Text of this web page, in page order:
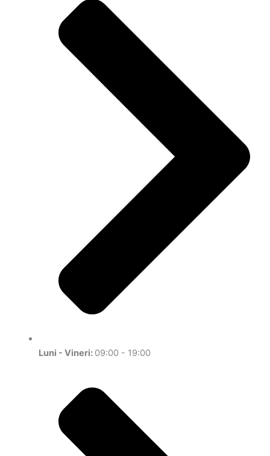
Luni - Vineri: 09:00 - 19:00